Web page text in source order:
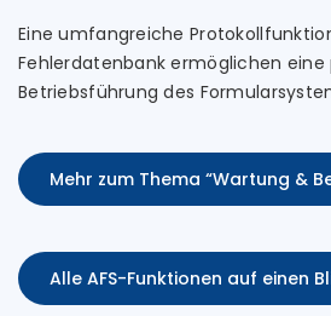
Eine umfangreiche
Fehlerdatenbank ermöglichen eine
Betriebsführung des
Mehr zum Thema “Wartung &
Alle AFS-Funktionen auf einen